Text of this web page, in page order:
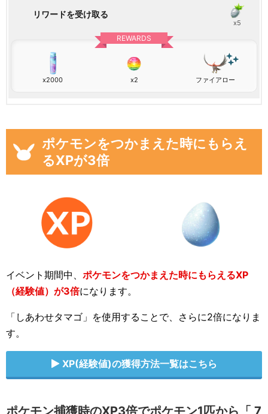
リワードを受け取る
x5
REWARDS
x2000 x2 ファイアロー
ポケモンをつかまえた時にもらえ
るXPが3倍
イベント期間中、 ポケモンをつかまえた時にもらえるXP
（経験値）が3倍になります。
「しあわせタマゴ」を使用することで、さらに2倍になりま
す。
XP(経験値)の獲得方法一覧はこちら
ポケモン捕獲時のXP3倍でポケモン1匹から「 7